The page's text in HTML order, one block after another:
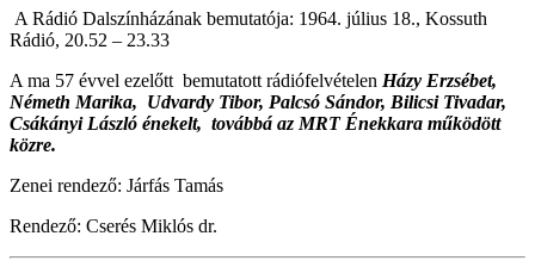
A Rádió Dalszínházának bemutatója: 1964. július 18., Kossuth
Rádió, 20.52 – 23.33
A ma 57 évvel ezelőtt bemutatott rádiófelvételen Házy Erzsébet,
Németh Marika, Udvardy Tibor, Palcsó Sándor, Bilicsi Tivadar,
Csákányi László énekelt, továbbá az MRT Énekkara működött
közre.
Zenei rendező: Járfás Tamás
Rendező: Cserés Miklós dr.